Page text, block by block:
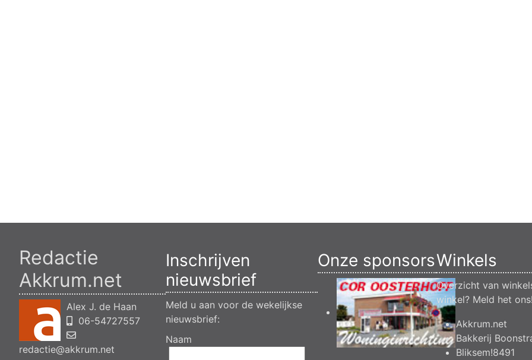
Redactie
Akkrum.net
Alex J. de Haan
06-54727557
redactie@akkrum.net
Inschrijven
nieuwsbrief
Meld u aan voor de wekelijkse
nieuwsbrief:
Naam
Onze sponsorsWinkels
Overzicht van
winkel? Meld het ons!
Akkrum.net
Bakkerij
Bliksem!8491